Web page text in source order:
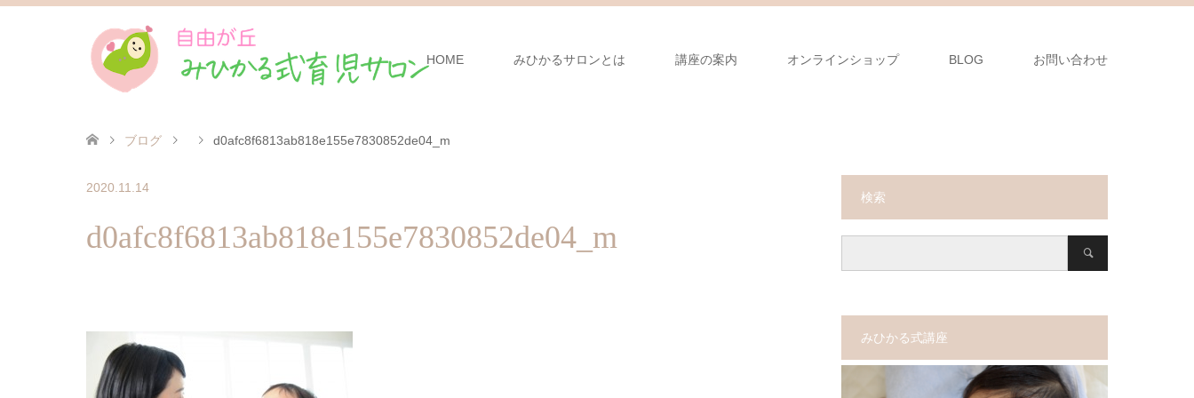
HOME みひかるサロンとは 講座の案内 オンラインショップ BLOG お問い合わせ
ブログ d0afc8f6813ab818e155e7830852de04_m
2020.11.14
d0afc8f6813ab818e155e7830852de04_m
検索
みひかる式講座